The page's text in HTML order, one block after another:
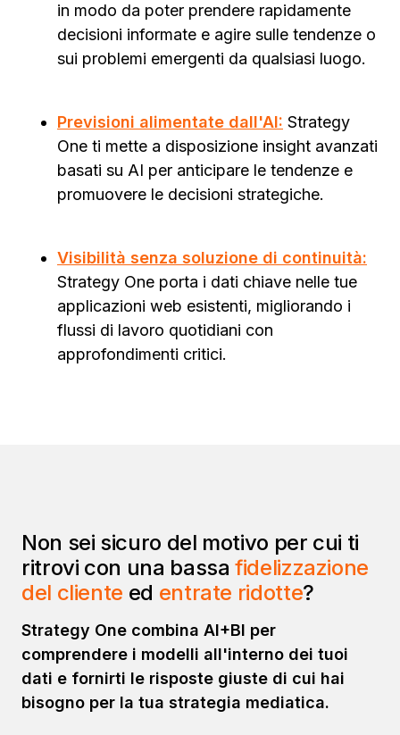
in modo da poter prendere rapidamente
decisioni informate e agire sulle tendenze o
sui problemi emergenti da qualsiasi luogo.
Previsioni alimentate dall'AI: Strategy
One ti mette a disposizione insight avanzati
basati su AI per anticipare le tendenze e
promuovere le decisioni strategiche.
Visibilità senza soluzione di continuità:
Strategy One porta i dati chiave nelle tue
applicazioni web esistenti, migliorando i
flussi di lavoro quotidiani con
approfondimenti critici.
Non sei sicuro del motivo per cui ti
ritrovi con una bassafidelizzazione
del cliente ed entrate ridotte?
Strategy One combina AI+BI per
comprendere i modelli all'interno dei tuoi
dati e fornirti le risposte giuste di cui hai
bisogno per la tua strategia mediatica.